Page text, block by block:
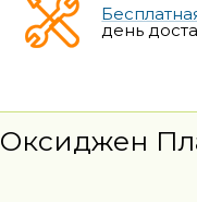
день
Оксиджен